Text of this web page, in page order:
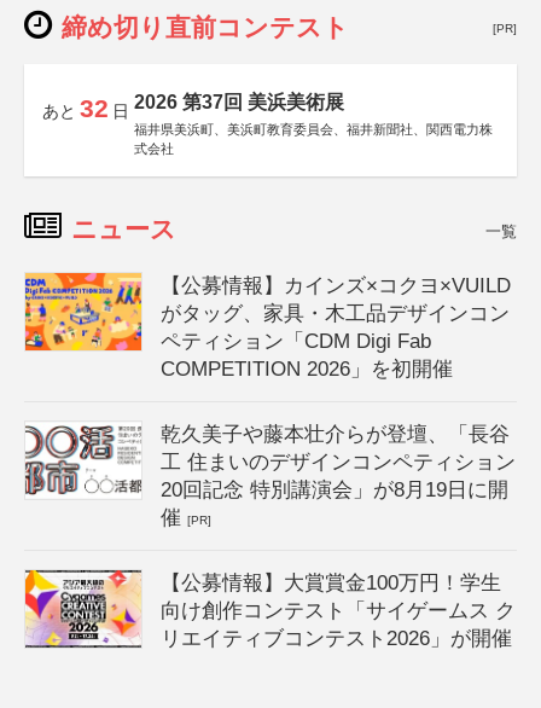
締め切り直前コンテスト [PR]
あと 32 日 2026 第37回 美浜美術展
福井県美浜町、美浜町教育委員会、福井新聞社、関西電力株
式会社
ニュース 一覧
【公募情報】カインズ×コクヨ×VUILD
がタッグ、家具・木工品デザインコン
ペティション「CDM Digi Fab
COMPETITION 2026」を初開催
乾久美子や藤本壮介らが登壇、「長谷
工 住まいのデザインコンペティション
20回記念 特別講演会」が8月19日に開
催[PR]
【公募情報】大賞賞金100万円！学生
向け創作コンテスト「サイゲームス ク
リエイティブコンテスト2026」が開催